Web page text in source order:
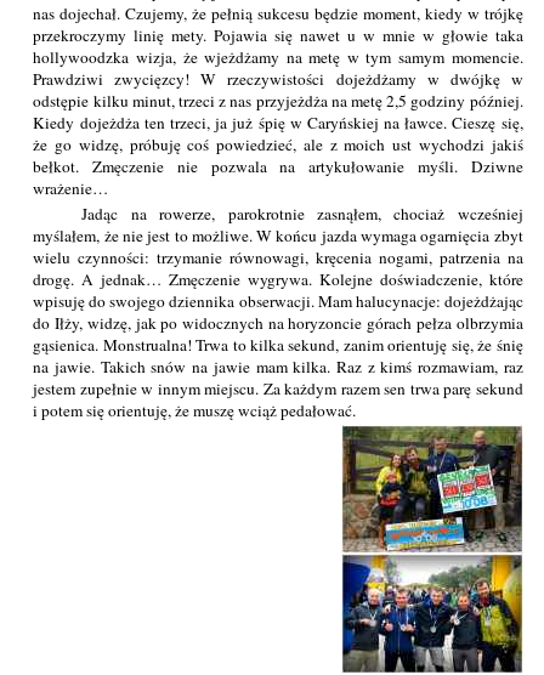
nas dojechał. Czujemy, że pełnią sukcesu będzie moment, kiedy w trójkę
przekroczymy linię mety. Pojawia się nawet u w mnie w głowie taka
hollywoodzka wizja, że wjeżdżamy na metę w tym samym momencie.
Prawdziwi zwycięzcy! W rzeczywistości dojeżdżamy w dwójkę w
odstępie kilku minut, trzeci z nas przyjeżdża na metę 2,5 godziny później.
Kiedy dojeżdża ten trzeci, ja już śpię w Caryńskiej na ławce. Cieszę się,
że go widzę, próbuję coś powiedzieć, ale z moich ust wychodzi jakiś
bełkot. Zmęczenie nie pozwala na artykułowanie myśli. Dziwne
wrażenie…
Jadąc na rowerze, parokrotnie zasnąłem, chociaż wcześniej
myślałem, że nie jest to możliwe. W końcu jazda wymaga ogarnięcia zbyt
wielu czynności: trzymanie równowagi, kręcenia nogami, patrzenia na
drogę. A jednak… Zmęczenie wygrywa. Kolejne doświadczenie, które
wpisuję do swojego dziennika obserwacji. Mam halucynacje: dojeżdżając
do Iłży, widzę, jak po widocznych na horyzoncie górach pełza olbrzymia
gąsienica. Monstrualna! Trwa to kilka sekund, zanim orientuję się, że śnię
na jawie. Takich snów na jawie mam kilka. Raz z kimś rozmawiam, raz
jestem zupełnie w innym miejscu. Za każdym razem sen trwa parę sekund
i potem się orientuję, że muszę wciąż pedałować.